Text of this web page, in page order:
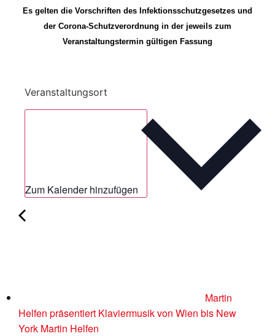
Es gelten die Vorschriften des Infektionsschutzgesetzes und
der Corona-Schutzverordnung in der jeweils zum
Veranstaltungstermin gültigen Fassung
Veranstaltungsort
Zum Kalender hinzufügen
Martin
Helfen präsentiert Klaviermusik von Wien bis New
York Martin Helfen